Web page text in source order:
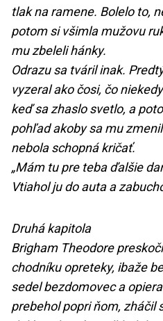
tlak na ramene. Bolelo to,
potom si všimla mužovu
mu zbeleli hánky.
Odrazu sa tváril inak.
vyzeral ako čosi, čo
keď sa zhaslo svetlo, a
pohľad akoby sa mu
nebola schopná kričať.
„Mám tu pre teba ďalšie
Vtiahol ju do auta a
Druhá kapitola
Brigham Theodore
chodníku opreteky, ibaže
sedel bezdomovec a
prebehol popri ňom, zháčil